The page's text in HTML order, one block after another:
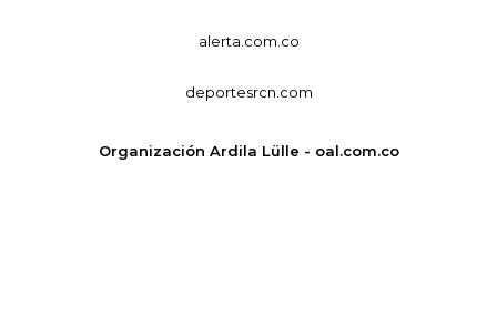
alerta.com.co
deportesrcn.com
Organización Ardila Lülle - oal.com.co